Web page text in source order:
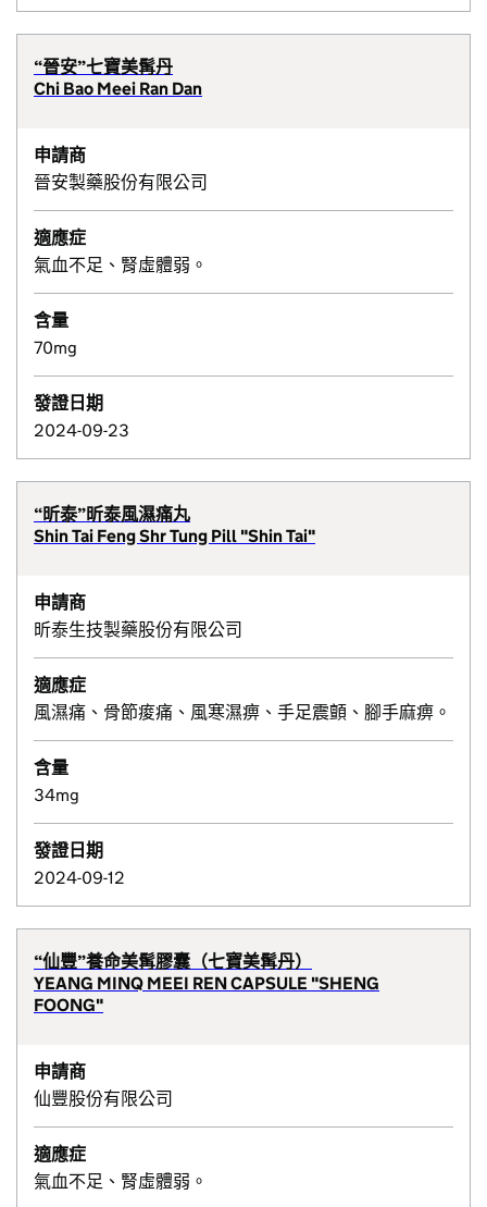
“晉安”七寶美髯丹
Chi Bao Meei Ran Dan
申請商
晉安製藥股份有限公司
適應症
氣血不足、腎虛體弱。
含量
70mg
發證日期
2024-09-23
“昕泰”昕泰風濕痛丸
Shin Tai Feng Shr Tung Pill "Shin Tai"
申請商
昕泰生技製藥股份有限公司
適應症
風濕痛、骨節痠痛、風寒濕痹、手足震顫、腳手麻痹。
含量
34mg
發證日期
2024-09-12
“仙豐”養命美髯膠囊（七寶美髯丹）
YEANG MINQ MEEI REN CAPSULE "SHENG
FOONG"
申請商
仙豐股份有限公司
適應症
氣血不足、腎虛體弱。